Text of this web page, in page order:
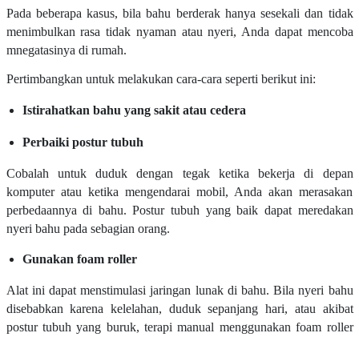
Pada beberapa kasus, bila bahu berderak hanya sesekali dan tidak
menimbulkan rasa tidak nyaman atau nyeri, Anda dapat mencoba
mnegatasinya di rumah.
Pertimbangkan untuk melakukan cara-cara seperti berikut ini:
Istirahatkan bahu yang sakit atau cedera
Perbaiki postur tubuh
Cobalah untuk duduk dengan tegak ketika bekerja di depan
komputer atau ketika mengendarai mobil, Anda akan merasakan
perbedaannya di bahu. Postur tubuh yang baik dapat meredakan
nyeri bahu pada sebagian orang.
Gunakan foam roller
Alat ini dapat menstimulasi jaringan lunak di bahu. Bila nyeri bahu
disebabkan karena kelelahan, duduk sepanjang hari, atau akibat
postur tubuh yang buruk, terapi manual menggunakan foam roller